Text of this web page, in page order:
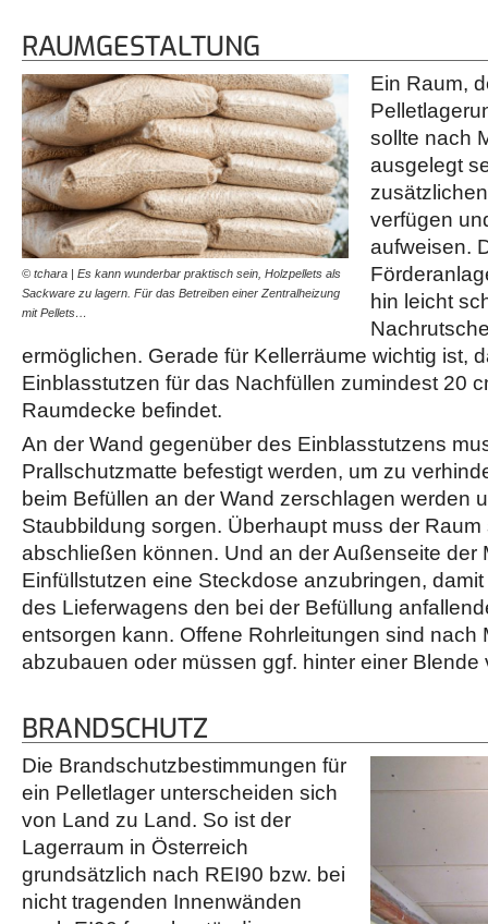
RAUMGESTALTUNG
© tchara | Es kann wunderbar praktisch sein, Holzpellets als
Sackware zu lagern. Für das Betreiben einer Zentralheizung
mit Pellets…
Ein Raum,
sollte nach
ausgelegt
verfügen
aufweisen.
hin leicht
ermöglichen. Gerade für Kellerräume wichtig ist,
Einblasstutzen für das Nachfüllen zumindest 20
Raumdecke befindet.
An der Wand gegenüber des Einblasstutzens
Prallschutzmatte befestigt werden, um zu
beim Befüllen an der Wand zerschlagen werden
Staubbildung sorgen. Überhaupt muss der Raum
abschließen können. Und an der Außenseite der
Einfüllstutzen eine Steckdose anzubringen,
des Lieferwagens den bei der Befüllung
entsorgen kann. Offene Rohrleitungen sind nach
abzubauen oder müssen ggf. hinter einer Blende
BRANDSCHUTZ
Die Brandschutzbestimmungen für
ein Pelletlager unterscheiden sich
von Land zu Land. So ist der
Lagerraum in Österreich
grundsätzlich nach REI90 bzw. bei
nicht tragenden Innenwänden